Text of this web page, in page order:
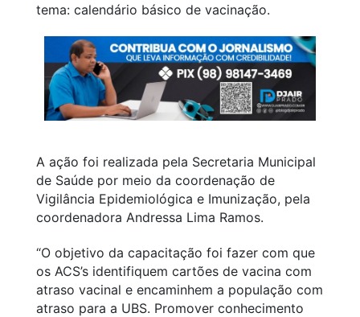
tema: calendário básico de vacinação.
A ação foi realizada pela Secretaria Municipal
de Saúde por meio da coordenação de
Vigilância Epidemiológica e Imunização, pela
coordenadora Andressa Lima Ramos.
“O objetivo da capacitação foi fazer com que
os ACS’s identifiquem cartões de vacina com
atraso vacinal e encaminhem a população com
atraso para a UBS. Promover conhecimento